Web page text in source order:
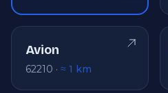
Avion
62210 · ≈ 1 km